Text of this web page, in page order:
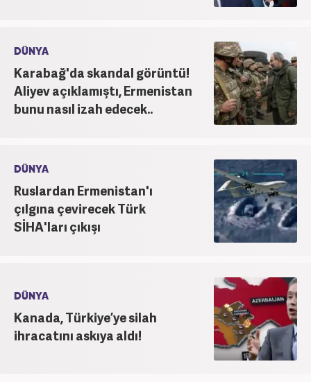
DÜNYA
Karabağ'da skandal görüntü!
Aliyev açıklamıştı, Ermenistan
bunu nasıl izah edecek..
DÜNYA
Ruslardan Ermenistan'ı
çılgına çevirecek Türk
SİHA'ları çıkışı
DÜNYA
Kanada, Türkiye’ye silah
ihracatını askıya aldı!